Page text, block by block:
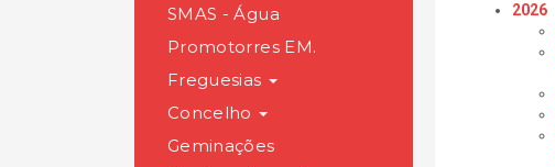
SMAS - Água
Promotorres EM.
Freguesias
Concelho
Geminações
2026